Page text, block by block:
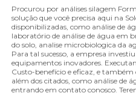
Procurou por análises silagem
solução que você precisa aqui na
disponibilizadas, como análise de
laboratório de análise de água em
do solo, analise microbiologica da
Para tal sucesso, a empresa
equipamentos inovadores.
Custo-benefício e eficaz, e
além dos citados, como análise de
entrando em contato conosco.